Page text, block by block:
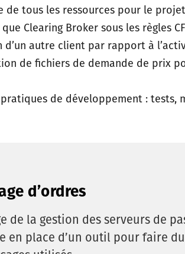
tous les ressources pour le
Clearing Broker sous les règles
autre client par rapport à
de fichiers de demande de prix
de développement : tests,
d’ordres
de la gestion des serveurs de
en place d’un outil pour faire